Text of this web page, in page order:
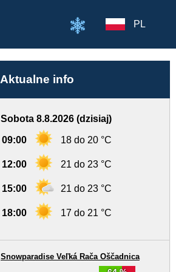
PL
Aktualne info
Sobota 8.8.2026 (dzisiaj)
09:00 18 do 20 °C
12:00 21 do 23 °C
15:00 21 do 23 °C
18:00 17 do 21 °C
Snowparadise Veľká Rača Oščadnica